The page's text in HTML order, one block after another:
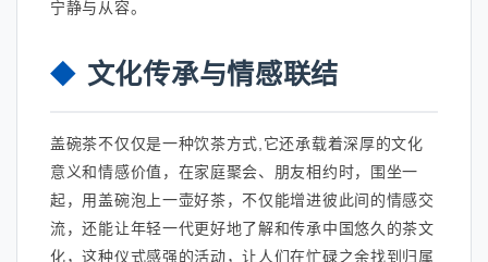
宁静与从容。
文化传承与情感联结
盖碗茶不仅仅是一种饮茶方式,它还承载着深厚的文化
意义和情感价值，在家庭聚会、朋友相约时，围坐一
起，用盖碗泡上一壶好茶，不仅能增进彼此间的情感交
流，还能让年轻一代更好地了解和传承中国悠久的茶文
化，这种仪式感强的活动，让人们在忙碌之余找到归属